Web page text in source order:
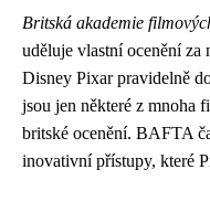
Britská akademie
uděluje vlastní ocenění
Disney Pixar pravidelně
jsou jen některé z mnoha
britské ocenění. BAFTA
inovativní přístupy, které